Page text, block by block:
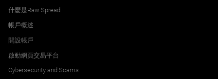
什麼是Raw Spread
帳戶概述
開設帳戶
啟動網頁交易平台
Cybersecurity and Scams